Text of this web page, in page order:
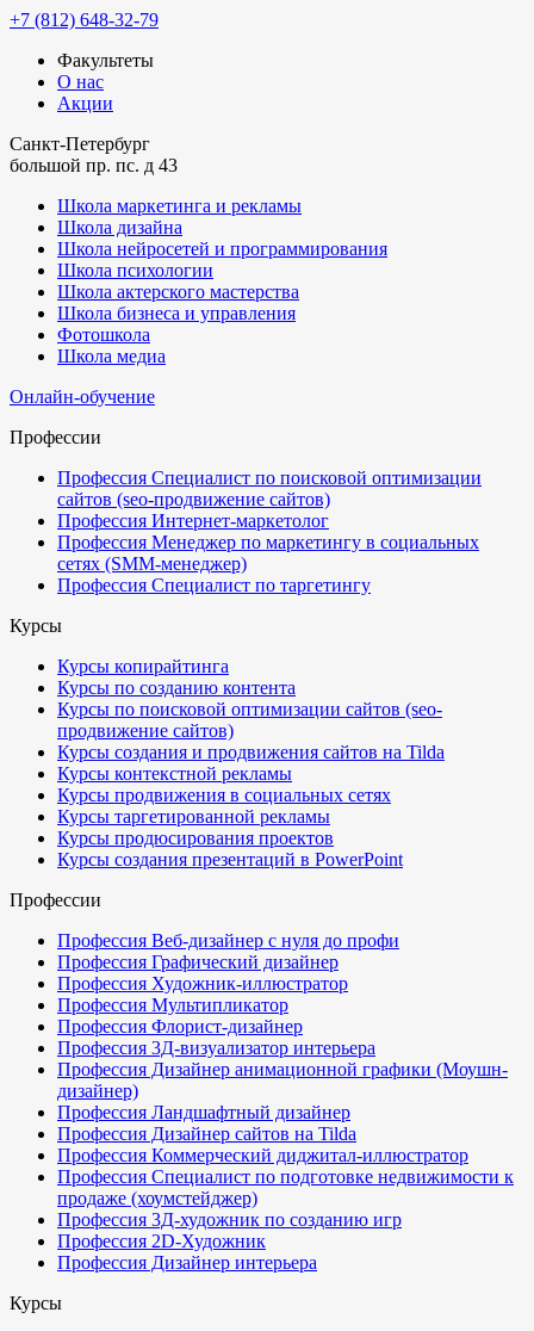
+7 (812) 648-32-79
Факультеты
О нас
Акции
Санкт-Петербург
большой пр. пс. д 43
Школа маркетинга и рекламы
Школа дизайна
Школа нейросетей и программирования
Школа психологии
Школа актерского мастерства
Школа бизнеса и управления
Фотошкола
Школа медиа
Онлайн-обучение
Профессии
Профессия Специалист по поисковой оптимизации
сайтов (seo-продвижение сайтов)
Профессия Интернет-маркетолог
Профессия Менеджер по маркетингу в социальных
сетях (SMM-менеджер)
Профессия Специалист по таргетингу
Курсы
Курсы копирайтинга
Курсы по созданию контента
Курсы по поисковой оптимизации сайтов (seo-
продвижение сайтов)
Курсы создания и продвижения сайтов на Tilda
Курсы контекстной рекламы
Курсы продвижения в социальных сетях
Курсы таргетированной рекламы
Курсы продюсирования проектов
Курсы создания презентаций в PowerPoint
Профессии
Профессия Веб-дизайнер с нуля до профи
Профессия Графический дизайнер
Профессия Художник-иллюстратор
Профессия Мультипликатор
Профессия Флорист-дизайнер
Профессия 3Д-визуализатор интерьера
Профессия Дизайнер анимационной графики (Моушн-
дизайнер)
Профессия Ландшафтный дизайнер
Профессия Дизайнер сайтов на Tilda
Профессия Коммерческий диджитал-иллюстратор
Профессия Специалист по подготовке недвижимости к
продаже (хоумстейджер)
Профессия 3Д-художник по созданию игр
Профессия 2D-Художник
Профессия Дизайнер интерьера
Курсы